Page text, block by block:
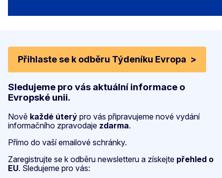
Přihlaste se k odběru Týdeníku Evropa >
Sledujeme pro vás aktuální informace o
Evropské unii.
Nově každé úterý pro vás připravujeme nové vydání
informačního zpravodaje zdarma.
Přímo do vaší emailové schránky.
Zaregistrujte se k odběru newsletteru a získejte přehled o
EU. Sledujeme pro vás: